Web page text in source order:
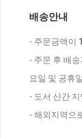
배송안내
- 주문금액이
- 주문 후 배
요일 및 공휴
- 도서 산간
- 해외지역으